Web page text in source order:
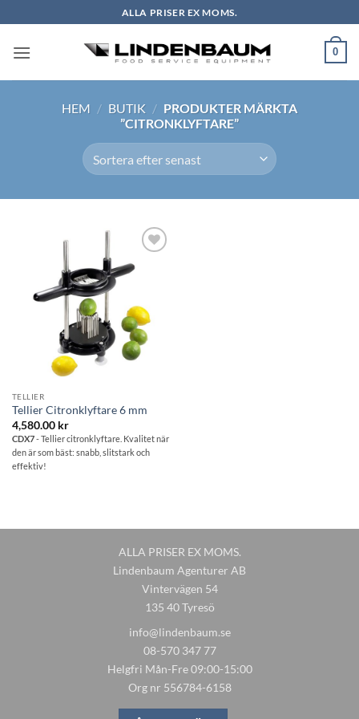
to
content
ALLA PRISER EX MOMS.
0
HEM / BUTIK / PRODUKTER MÄRKTA
”CITRONKLYFTARE”
Lägg till i
önskelistan
TELLIER
Tellier Citronklyftare 6 mm
4,580.00 kr
CDX7- Tellier citronklyftare. Kvalitet när
den är som bäst: snabb, slitstark och
effektiv!
ALLA PRISER EX MOMS.
Lindenbaum Agenturer AB
Vintervägen 54
135 40 Tyresö
info@lindenbaum.se
08-570 347 77
Helgfri Mån-Fre 09:00-15:00
Org nr 556784-6158